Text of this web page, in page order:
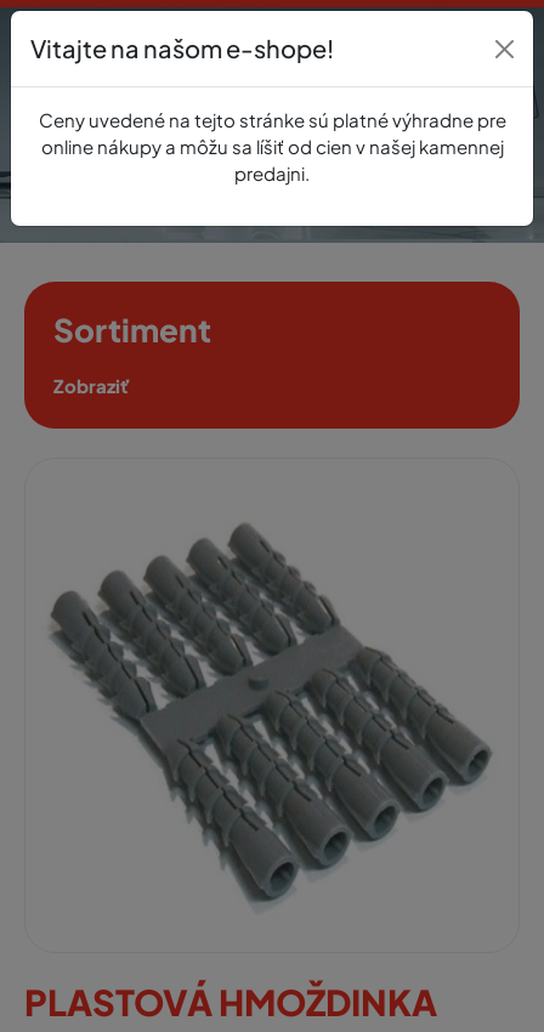
0
Sortiment
Zobraziť
PLASTOVÁ HMOŽDINKA
Vitajte na našom e-shope!
Ceny uvedené na tejto stránke sú platné výhradne pre
online nákupy a môžu sa líšiť od cien v našej kamennej
predajni.